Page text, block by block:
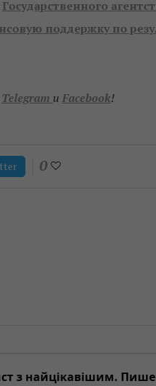
Государственного
поддержку по
Telegram и Facebook!
0
з найцікавішим.